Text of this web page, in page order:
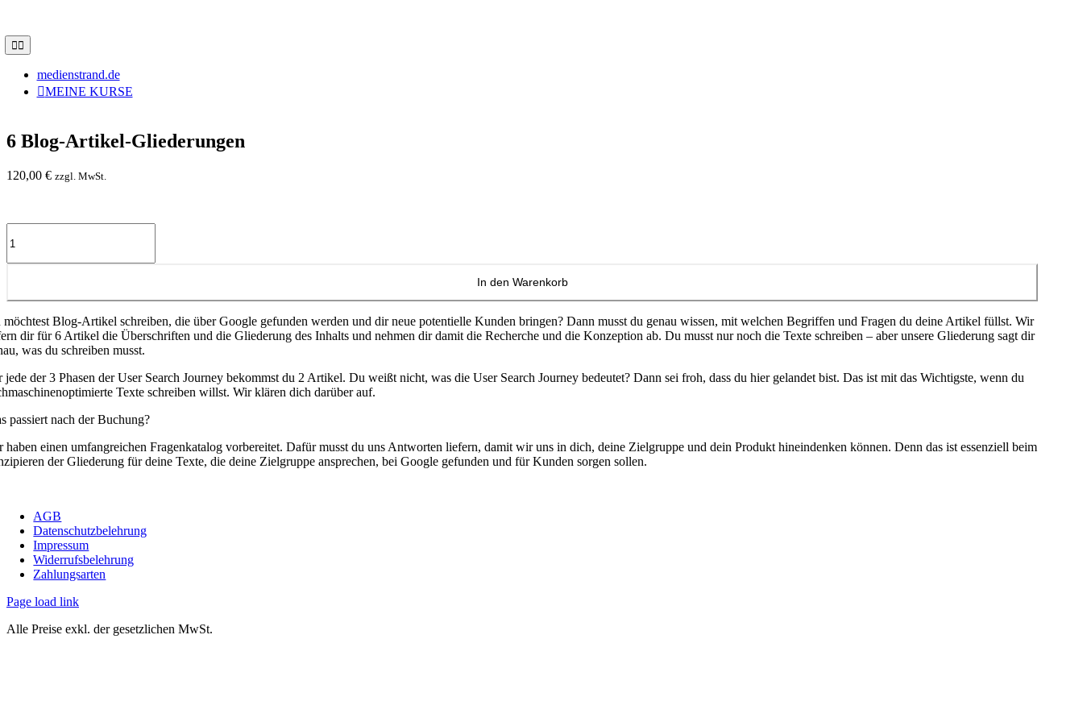
medienstrand.de
MEINE KURSE
6 Blog-Artikel-Gliederungen
120,00 € zzgl. MwSt.
In den Warenkorb
möchtest Blog-Artikel schreiben, die über Google gefunden werden und dir neue potentielle Kunden bringen? Dann musst du genau wissen, mit welchen Begriffen und Fragen du deine Artikel füllst. Wir
dir für 6 Artikel die Überschriften und die Gliederung des Inhalts und nehmen dir damit die Recherche und die Konzeption ab. Du musst nur noch die Texte schreiben – aber unsere Gliederung sagt dir
was du schreiben musst.
jede der 3 Phasen der User Search Journey bekommst du 2 Artikel. Du weißt nicht, was die User Search Journey bedeutet? Dann sei froh, dass du hier gelandet bist. Das ist mit das Wichtigste, wenn du
Texte schreiben willst. Wir klären dich darüber auf.
passiert nach der Buchung?
haben einen umfangreichen Fragenkatalog vorbereitet. Dafür musst du uns Antworten liefern, damit wir uns in dich, deine Zielgruppe und dein Produkt hineindenken können. Denn das ist essenziell beim
der Gliederung für deine Texte, die deine Zielgruppe ansprechen, bei Google gefunden und für Kunden sorgen sollen.
AGB
Datenschutzbelehrung
Impressum
Widerrufsbelehrung
Zahlungsarten
Page load link
Alle Preise exkl. der gesetzlichen MwSt.